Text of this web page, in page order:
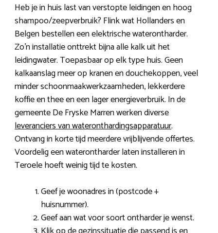
Heb je in huis last van verstopte leidingen en hoog
shampoo/zeepverbruik? Flink wat Hollanders en
Belgen bestellen een elektrische waterontharder.
Zo’n installatie onttrekt bijna alle kalk uit het
leidingwater. Toepasbaar op elk type huis. Geen
kalkaanslag meer op kranen en douchekoppen, veel
minder schoonmaakwerkzaamheden, lekkerdere
koffie en thee en een lager energieverbruik. In de
gemeente De Fryske Marren werken diverse
leveranciers van wateronthardingsapparatuur.
Ontvang in korte tijd meerdere vrijblijvende offertes.
Voordelig een waterontharder laten installeren in
Teroele hoeft weinig tijd te kosten.
Geef je woonadres in (postcode +
huisnummer).
Geef aan wat voor soort ontharder je wenst.